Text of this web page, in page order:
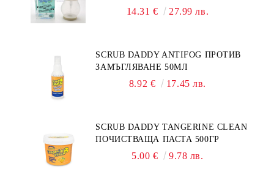
14.31 € 27.99 лв.
SCRUB DADDY ANTIFOG ПРОТИВ
ЗАМЪГЛЯВАНЕ 50МЛ
8.92 € 17.45 лв.
SCRUB DADDY TANGERINE CLEAN
ПОЧИСТВАЩА ПАСТА 500ГР
5.00 € 9.78 лв.